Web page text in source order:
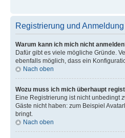
Registrierung und Anmeldung
Warum kann ich mich nicht
Dafür gibt es viele mögliche Gründe.
ebenfalls möglich, dass ein
Nach oben
Wozu muss ich mich überhaupt
Eine Registrierung ist nicht unbedingt
Gäste nicht haben: zum Beispiel
bringt.
Nach oben